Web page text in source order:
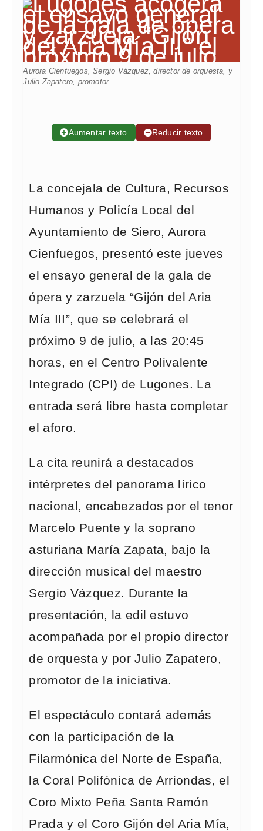
Aurora Cienfuegos, Sergio Vázquez, director de orquesta, y
Julio Zapatero, promotor
➕Aumentar texto ➖Reducir texto
La concejala de Cultura, Recursos
Humanos y Policía Local del
Ayuntamiento de Siero, Aurora
Cienfuegos, presentó este jueves
el ensayo general de la gala de
ópera y zarzuela “Gijón del Aria
Mía III”, que se celebrará el
próximo 9 de julio, a las 20:45
horas, en el Centro Polivalente
Integrado (CPI) de Lugones. La
entrada será libre hasta completar
el aforo.
La cita reunirá a destacados
intérpretes del panorama lírico
nacional, encabezados por el tenor
Marcelo Puente y la soprano
asturiana María Zapata, bajo la
dirección musical del maestro
Sergio Vázquez. Durante la
presentación, la edil estuvo
acompañada por el propio director
de orquesta y por Julio Zapatero,
promotor de la iniciativa.
El espectáculo contará además
con la participación de la
Filarmónica del Norte de España,
la Coral Polifónica de Arriondas, el
Coro Mixto Peña Santa Ramón
Prada y el Coro Gijón del Aria Mía,